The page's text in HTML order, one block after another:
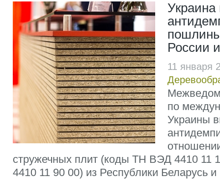
Украина
России
11 января
по
Украины
стружечных плит (коды ТН ВЭД 4410 11
4410 11 90 00) из Республики Беларусь и